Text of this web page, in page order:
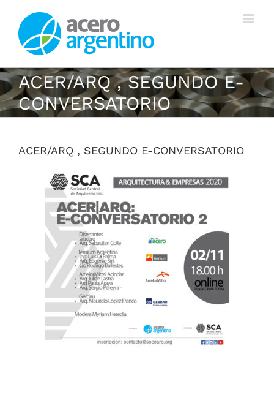
contenido
ACER/ARQ , SEGUNDO E-
CONVERSATORIO
ACER/ARQ , SEGUNDO E-CONVERSATORIO